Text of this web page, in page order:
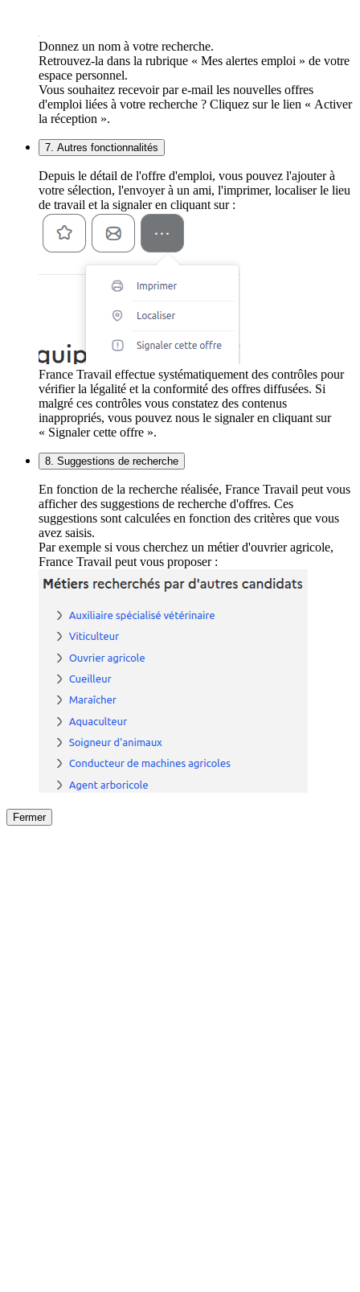
Donnez un nom à votre recherche.
Retrouvez-la dans la rubrique « Mes alertes emploi » de votre
espace personnel.
Vous souhaitez recevoir par e-mail les nouvelles offres
d'emploi liées à votre recherche ? Cliquez sur le lien « Activer
la réception ».
7. Autres fonctionnalités
Depuis le détail de l'offre d'emploi, vous pouvez l'ajouter à
votre sélection, l'envoyer à un ami, l'imprimer, localiser le lieu
de travail et la signaler en cliquant sur :
France Travail effectue systématiquement des contrôles pour
vérifier la légalité et la conformité des offres diffusées. Si
malgré ces contrôles vous constatez des contenus
inappropriés, vous pouvez nous le signaler en cliquant sur
« Signaler cette offre ».
8. Suggestions de recherche
En fonction de la recherche réalisée, France Travail peut vous
afficher des suggestions de recherche d'offres. Ces
suggestions sont calculées en fonction des critères que vous
avez saisis.
Par exemple si vous cherchez un métier d'ouvrier agricole,
France Travail peut vous proposer :
Fermer